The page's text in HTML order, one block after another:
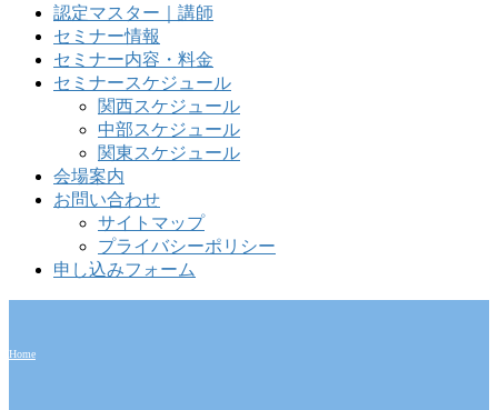
認定マスター｜講師
セミナー情報
セミナー内容・料金
セミナースケジュール
関西スケジュール
中部スケジュール
関東スケジュール
会場案内
お問い合わせ
サイトマップ
プライバシーポリシー
申し込みフォーム
Home